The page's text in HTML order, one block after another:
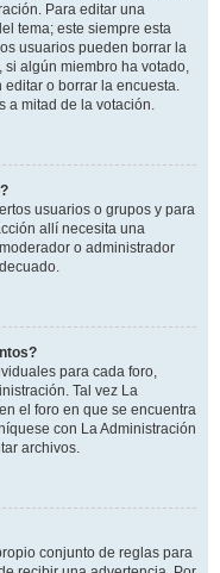
Para editar una
tema; este siempre esta
usuarios pueden borrar la
algún miembro ha votado,
o borrar la encuesta.
a mitad de la votación.
usuarios o grupos y para
allí necesita una
o administrador
para cada foro,
Tal vez La
el foro en que se encuentra
con La Administración
archivos.
conjunto de reglas para